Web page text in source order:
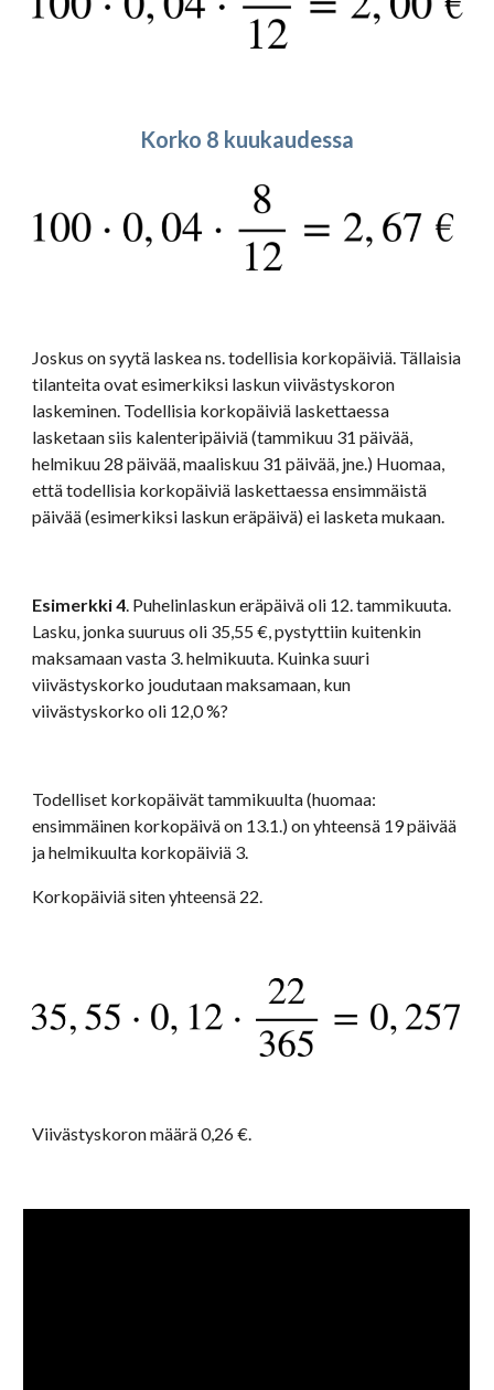
Korko 8 kuukaudessa
Joskus on syytä laskea ns. todellisia korkopäiviä. Tällaisia
tilanteita ovat esimerkiksi laskun viivästyskoron
laskeminen. Todellisia korkopäiviä laskettaessa
lasketaan siis kalenteripäiviä (tammikuu 31 päivää,
helmikuu 28 päivää, maaliskuu 31 päivää, jne.) Huomaa,
että todellisia korkopäiviä laskettaessa ensimmäistä
päivää (esimerkiksi laskun eräpäivä) ei lasketa mukaan.
Esimerkki 4. Puhelinlaskun eräpäivä oli 12. tammikuuta.
Lasku, jonka suuruus oli 35,55 €, pystyttiin kuitenkin
maksamaan vasta 3. helmikuuta. Kuinka suuri
viivästyskorko joudutaan maksamaan, kun
viivästyskorko oli 12,0 %?
Todelliset korkopäivät tammikuulta (huomaa:
ensimmäinen korkopäivä on 13.1.) on yhteensä 19 päivää
ja helmikuulta korkopäiviä 3.
Korkopäiviä siten yhteensä 22.
Viivästyskoron määrä 0,26 €.